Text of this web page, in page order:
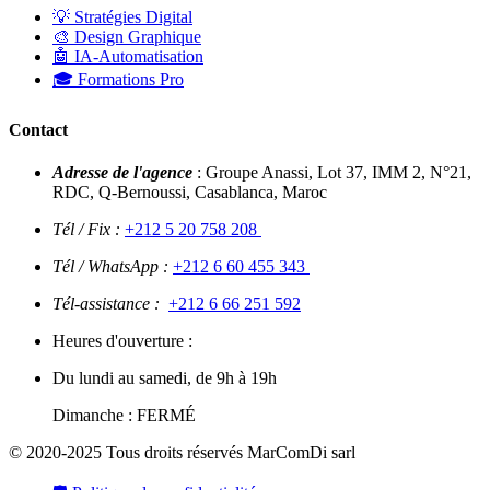
💡 Stratégies Digital
🎨 Design Graphique
🤖 IA-Automatisation
🎓 Formations Pro
Contact
Adresse de l'agence : Groupe Anassi, Lot 37, IMM 2, N°21,
RDC, Q-Bernoussi, Casablanca, Maroc
Tél / Fix : +212 5 20 758 208
Tél / WhatsApp : +212 6 60 455 343
Tél-assistance : +212 6 66 251 592
Heures d'ouverture :
Du lundi au samedi, de 9h à 19h
Dimanche : FERMÉ
© 2020-2025 Tous droits réservés MarComDi sarl